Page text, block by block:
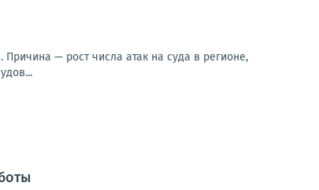
— рост числа атак на суда в регионе,